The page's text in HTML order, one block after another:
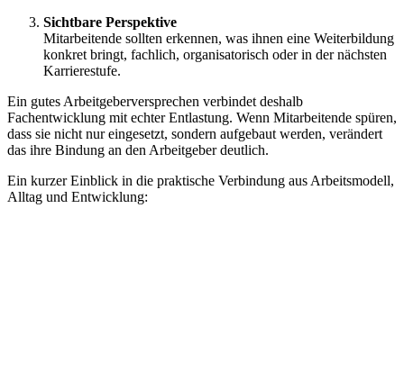
Sichtbare Perspektive
Mitarbeitende sollten erkennen, was ihnen eine Weiterbildung
konkret bringt, fachlich, organisatorisch oder in der nächsten
Karrierestufe.
Ein gutes Arbeitgeberversprechen verbindet deshalb
Fachentwicklung mit echter Entlastung. Wenn Mitarbeitende spüren,
dass sie nicht nur eingesetzt, sondern aufgebaut werden, verändert
das ihre Bindung an den Arbeitgeber deutlich.
Ein kurzer Einblick in die praktische Verbindung aus Arbeitsmodell,
Alltag und Entwicklung: